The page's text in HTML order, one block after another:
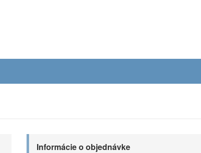
Informácie o objednávke